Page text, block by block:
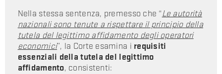
Nella stessa sentenza, premesso che “Le autorità
nazionali sono tenute a rispettare il principio della
tutela del legittimo affidamento degli operatori
economici”, la Corte esamina i requisiti
essenziali della tutela del legittimo
affidamento, consistenti: